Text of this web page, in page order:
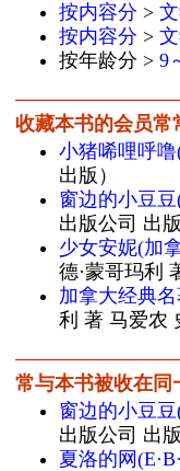
按内容分 >
按内容分 >
按年龄分 > 9
收藏本书的会员常
小猪唏哩呼
出版）
窗边的小豆
出版公司 出
少女安妮(加
德·蒙哥玛利
加拿大经典
利 著 马爱农
常与本书被收在同
窗边的小豆
出版公司 出
夏洛的网